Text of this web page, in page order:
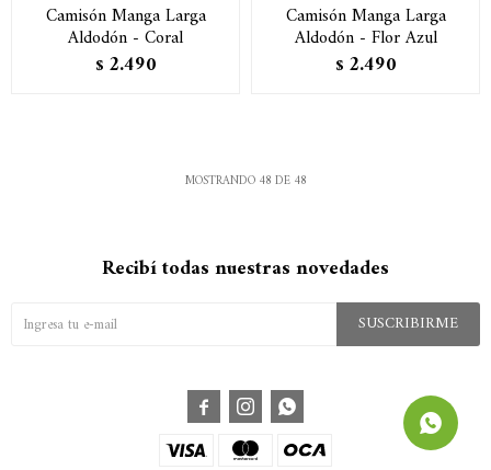
Camisón Manga Larga
Aldodón - Coral
$ 2.490
Camisón Manga Larga
Aldodón - Flor Azul
$ 2.490
MOSTRANDO 48 DE 48
Recibí todas nuestras novedades
SUSCRIBIRME
  